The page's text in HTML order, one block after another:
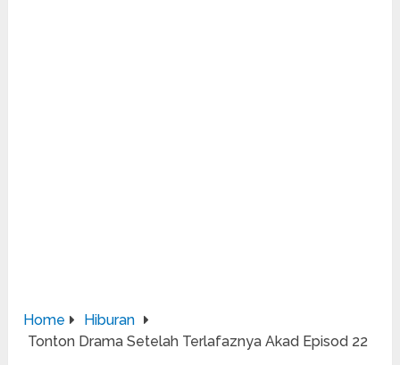
Home
Hiburan
Tonton Drama Setelah Terlafaznya Akad Episod 22